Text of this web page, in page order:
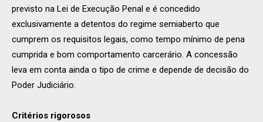
previsto na Lei de Execução Penal e é concedido
exclusivamente a detentos do regime semiaberto que
cumprem os requisitos legais, como tempo mínimo de pena
cumprida e bom comportamento carcerário. A concessão
leva em conta ainda o tipo de crime e depende de decisão do
Poder Judiciário.
Critérios rigorosos